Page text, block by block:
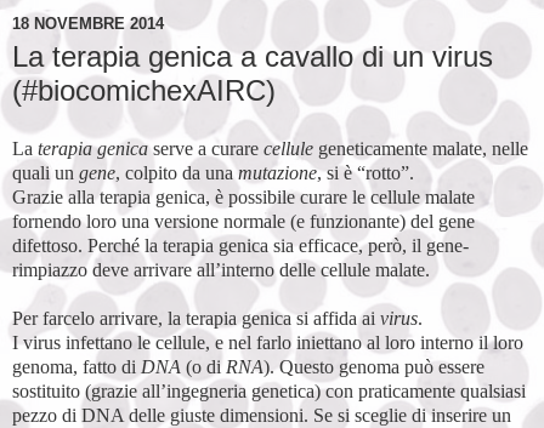
18 NOVEMBRE 2014
La terapia genica a cavallo di un virus
(#biocomichexAIRC)
La terapia genica serve a curare cellule geneticamente malate, nelle
quali un gene, colpito da unamutazione, si è “rotto”.
Grazie alla terapia genica, è possibile curare le cellule malate
fornendo loro una versione normale (e funzionante) del gene
difettoso. Perché la terapia genica sia efficace, però, il gene-
rimpiazzo deve arrivare all’interno delle cellule malate.
Per farcelo arrivare, la terapia genica si affida ai virus.
I virus infettano le cellule, e nel farlo iniettano al loro interno il loro
genoma, fatto di DNA (o di RNA). Questo genoma può essere
sostituito (grazie all’ingegneria genetica) con praticamente qualsiasi
pezzo di DNA delle giuste dimensioni. Se si sceglie di inserire un